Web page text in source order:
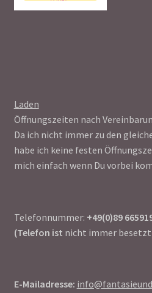
Laden
Öffnungszeiten nach
Da ich nicht immer zu den
habe ich keine festen
mich einfach wenn Du vorbei
Telefonnummer: +49(0)89
(Telefon ist nicht immer
E-Mailadresse: